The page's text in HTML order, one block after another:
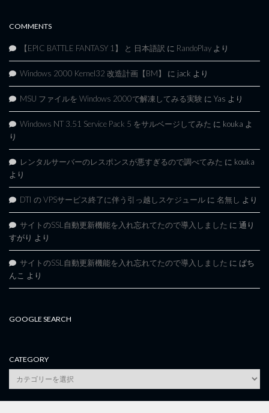
COMMENTS
【EPIC BATTLE FANTASY 1】 と 日本語訳 に RandoPlay より
Windows 2000 Kernel32 改造計画【BM】 に jack より
MSU ファイルを Windows 2000で解凍してみる実験 に Yas より
Windows NT 3.51 Service Pack 5 をサルベージしてみた に kouka よ
り
レンタルサーバーのレスポンスが悪すぎるので調べてみた に kouka
より
DTI の VPSサービス終了に伴う引っ越しスケジュール に 名無し より
サイトのSSL自動更新機能を入れ忘れてたので導入しました に 通り
すがり より
サイトのSSL自動更新機能を入れ忘れてたので導入しました に ぱち
んこ より
GOOGLE SEARCH
CATEGORY
category